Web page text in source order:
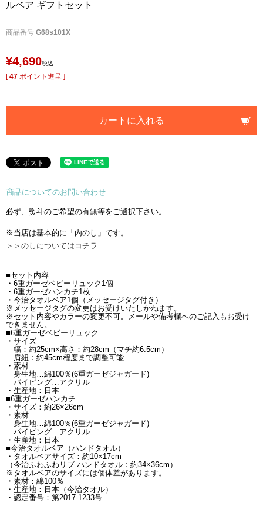
ルベア ギフトセット
商品番号 G68s101X
¥4,690税込
[47 ポイント進呈 ]
カートに入れる
商品についてのお問い合わせ
必ず、熨斗のご希望の有無等をご選択下さい。
※当店は基本的に「内のし」です。
＞＞のしについてはコチラ
■セット内容
・6重ガーゼベビーリュック1個
・6重ガーゼハンカチ1枚
・今治タオルベア1個（メッセージタグ付き）
※メッセージタグの変更はお受けいたしかねます。
※セット内容やカラーの変更不可。メールや備考欄へのご記入もお受け
できません。
■6重ガーゼベビーリュック
・サイズ
幅：約25cm×高さ：約28cm（マチ約6.5cm）
肩紐：約45cm程度まで調整可能
・素材
身生地…綿100％(6重ガーゼジャガード)
パイピング…アクリル
・生産地：日本
■6重ガーゼハンカチ
・サイズ：約26×26cm
・素材
身生地…綿100％(6重ガーゼジャガード)
パイピング…アクリル
・生産地：日本
■今治タオルベア（ハンドタオル）
・タオルベアサイズ：約10×17cm
（今治ふわふわリブ ハンドタオル：約34×36cm）
※タオルベアのサイズには個体差があります。
・素材：綿100％
・生産地：日本（今治タオル）
・認定番号：第2017-1233号